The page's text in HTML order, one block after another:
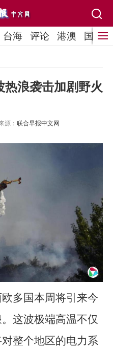
台海 评论 港澳 国际
浪袭击加剧野火
源： 联合早报中文网
欧多国本周将引来今
这波极端高温不仅
整个地区的电力系